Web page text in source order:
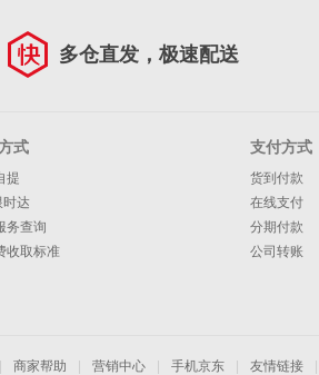
多仓直发，极速配送
式
提
时达
务查询
收取标准
支付方式
货到付款
在线支付
分期付款
公司转账
商家帮助 营销中心 手机京东 友情链接